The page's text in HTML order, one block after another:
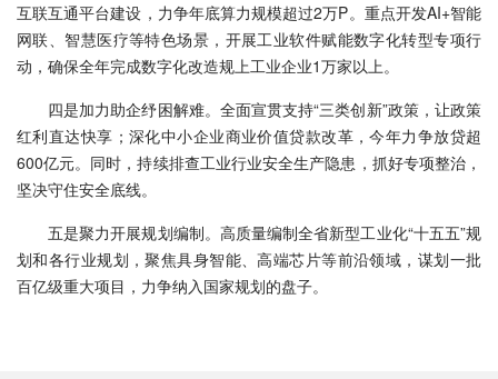
互联互通平台建设，力争年底算力规模超过2万P。重点开发AI+智能
网联、智慧医疗等特色场景，开展工业软件赋能数字化转型专项行
动，确保全年完成数字化改造规上工业企业1万家以上。
四是加力助企纾困解难。全面宣贯支持“三类创新”政策，让政策
红利直达快享；深化中小企业商业价值贷款改革，今年力争放贷超
600亿元。同时，持续排查工业行业安全生产隐患，抓好专项整治，
坚决守住安全底线。
五是聚力开展规划编制。高质量编制全省新型工业化“十五五”规
划和各行业规划，聚焦具身智能、高端芯片等前沿领域，谋划一批
百亿级重大项目，力争纳入国家规划的盘子。